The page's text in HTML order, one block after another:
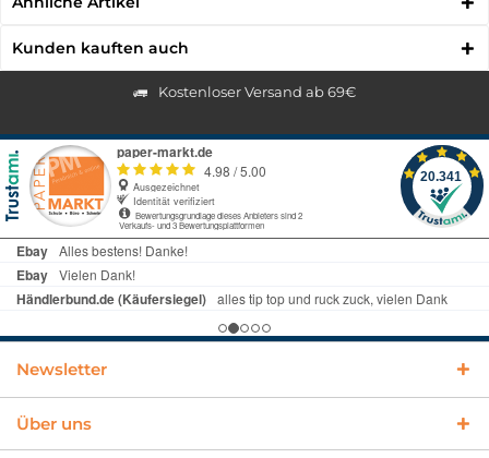
Kunden kauften auch
Kostenloser Versand ab 69€
Newsletter
Über uns